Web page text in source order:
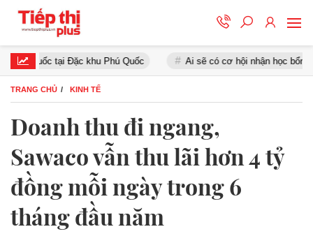
tại Đặc khu Phú Quốc Ai sẽ có cơ hội nhận học bổng Chính
TRANG CHỦ KINH TẾ
Doanh thu đi ngang,
Sawaco vẫn thu lãi hơn 4 tỷ
đồng mỗi ngày trong 6
tháng đầu năm